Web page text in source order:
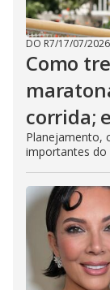
DO R7/17/07/2026
Como
corrida;
Planejamento,
importantes do